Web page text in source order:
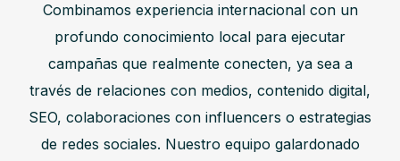
Combinamos experiencia internacional con un
profundo conocimiento local para ejecutar
campañas que realmente conecten, ya sea a
través de relaciones con medios, contenido digital,
SEO, colaboraciones con influencers o estrategias
de redes sociales. Nuestro equipo galardonado